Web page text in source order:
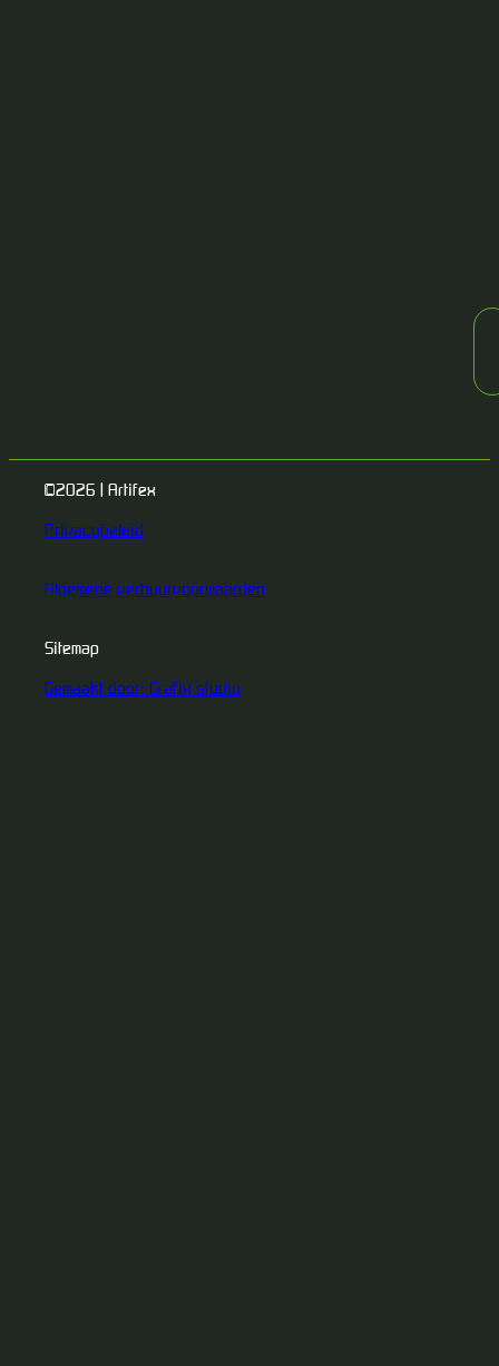
©2026 | Artifex
Privacybeleid
Algemene verhuurvoorwaarden
Sitemap
Gemaakt door: Grafix studio